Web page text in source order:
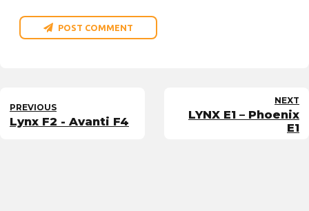
POST COMMENT
PREVIOUS
Lynx F2 - Avanti F4
NEXT
LYNX E1 – Phoenix
E1